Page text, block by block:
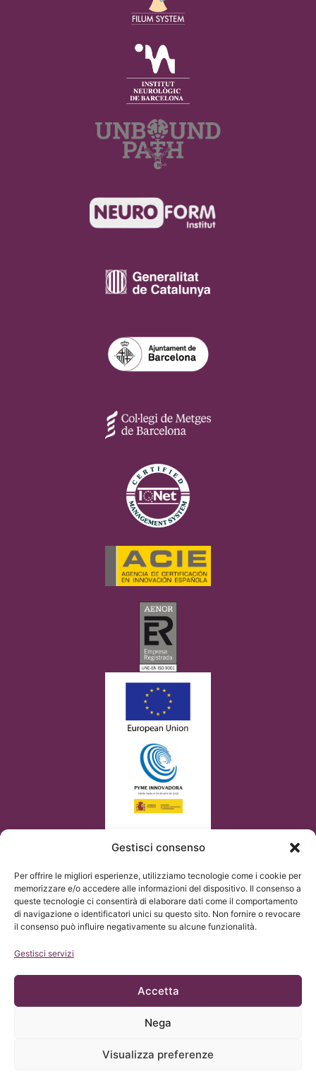
Gestisci consenso
Per offrire le migliori esperienze, utilizziamo tecnologie come i cookie per
memorizzare e/o accedere alle informazioni del dispositivo. Il consenso a
queste tecnologie ci consentirà di elaborare dati come il comportamento
di navigazione o identificatori unici su questo sito. Non fornire o revocare
il consenso può influire negativamente su alcune funzionalità.
Gestisci servizi
Accetta
Nega
Visualizza preferenze
© Copyright Institut Chiari 2025
(GDPR).
Il contenuto di questo sito web è una traduzione non ufficiale